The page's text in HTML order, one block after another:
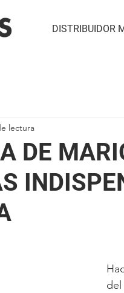
DISTRIBUIDOR
DE
lectura